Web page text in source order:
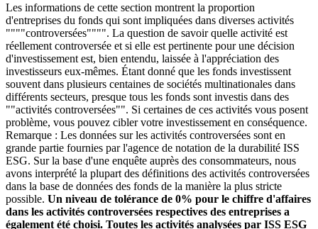
Les informations de cette section montrent la proportion
d'entreprises du fonds qui sont impliquées dans diverses activités
""""controversées"""". La question de savoir quelle activité est
réellement controversée et si elle est pertinente pour une décision
d'investissement est, bien entendu, laissée à l'appréciation des
investisseurs eux-mêmes. Étant donné que les fonds investissent
souvent dans plusieurs centaines de sociétés multinationales dans
différents secteurs, presque tous les fonds sont investis dans des
""activités controversées"". Si certaines de ces activités vous posent
problème, vous pouvez cibler votre investissement en conséquence.
Remarque : Les données sur les activités controversées sont en
grande partie fournies par l'agence de notation de la durabilité ISS
ESG. Sur la base d'une enquête auprès des consommateurs, nous
avons interprété la plupart des définitions des activités controversées
dans la base de données des fonds de la manière la plus stricte
possible. Un niveau de tolérance de 0% pour le chiffre d'affaires
dans les activités controversées respectives des entreprises a
également été choisi. Toutes les activités analysées par ISS ESG